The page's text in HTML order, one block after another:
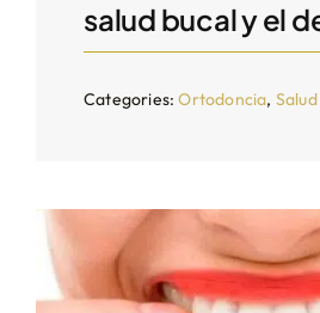
salud bucal y el
Categories:Ortodoncia,